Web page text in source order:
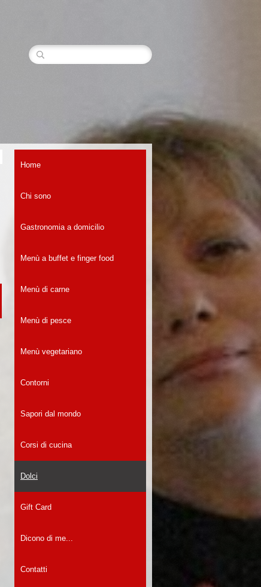
Home
Chi sono
Gastronomia a domicilio
Menù a buffet e finger food
Menù di carne
Menù di pesce
Menù vegetariano
Contorni
Sapori dal mondo
Corsi di cucina
Dolci
Gift Card
Dicono di me...
Contatti